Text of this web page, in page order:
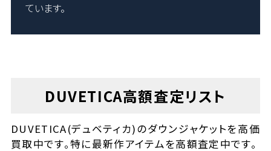
ています。
DUVETICA高額査定リスト
DUVETICA(デュベティカ)のダウンジャケットを高価
買取中です。特に最新作アイテムを高額査定中です。